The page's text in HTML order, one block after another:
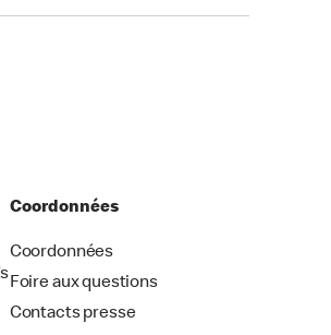
Coordonnées
Coordonnées
Foire aux questions
Contacts presse